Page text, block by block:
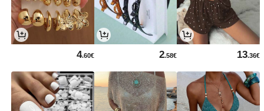
13.36€
2.58€
4.60€